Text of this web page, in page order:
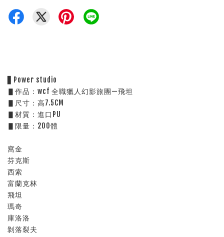
▋Power studio
▋作品：wcf 全職獵人幻影旅團—飛坦
▋尺寸：高7.5CM
▋材質：進口PU
▋限量：200體
窩金
芬克斯
西索
富蘭克林
飛坦
瑪奇
庫洛洛
剝落裂夫